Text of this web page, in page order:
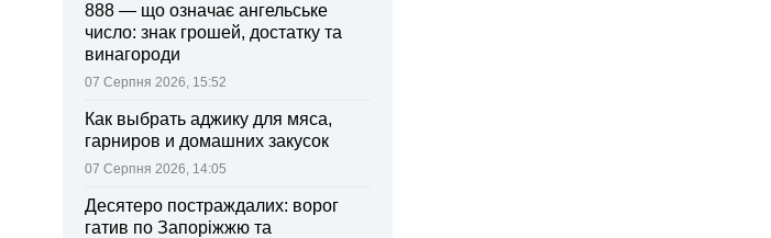
888 — що означає ангельське
число: знак грошей, достатку та
винагороди
07 Серпня 2026, 15:52
Как выбрать аджику для мяса,
гарниров и домашних закусок
07 Серпня 2026, 14:05
Десятеро постраждалих: ворог
гатив по Запоріжжю та